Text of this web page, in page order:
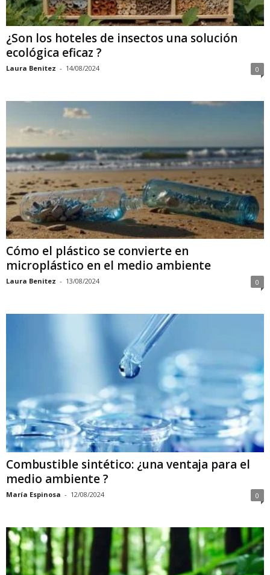
¿Son los hoteles de insectos una solución
ecológica eficaz ?
Laura Benitez - 14/08/2024 0
Cómo el plástico se convierte en
microplástico en el medio ambiente
Laura Benitez - 13/08/2024 0
Combustible sintético: ¿una ventaja para el
medio ambiente ?
María Espinosa - 12/08/2024 0